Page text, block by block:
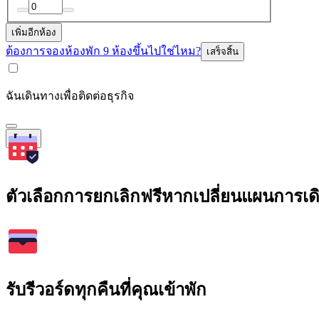
เพิ่มอีกห้อง
ต้องการจองห้องพัก 9 ห้องขึ้นไปใช่ไหม? เสร็จสิ้น
ฉันเดินทางเพื่อติดต่อธุรกิจ
ค้นหา
ตัวเลือกการยกเลิกฟรีหากเปลี่ยนแผนการเ
รับรีวอร์ดทุกคืนที่คุณเข้าพัก